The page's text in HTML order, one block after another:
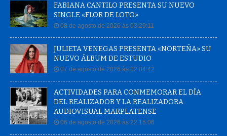
FABIANA CANTILO PRESENTA SU NUEVO
SINGLE «FLOR DE LOTO»
08 de agosto de 2026 às 03:29:11
JULIETA VENEGAS PRESENTA «NORTEÑA» SU
NUEVO ÁLBUM DE ESTUDIO
07 de agosto de 2026 às 02:04:42
ACTIVIDADES PARA CONMEMORAR EL DÍA
DEL REALIZADOR Y LA REALIZADORA
AUDIOVISUAL MARPLATENSE
06 de agosto de 2026 às 22:15:06